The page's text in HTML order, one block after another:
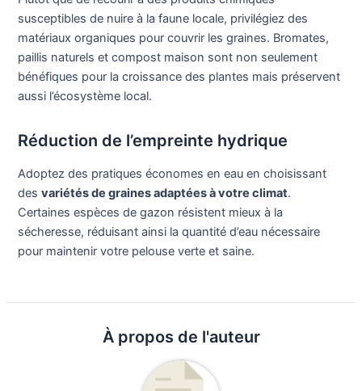
susceptibles de nuire à la faune locale, privilégiez des
matériaux organiques pour couvrir les graines. Bromates,
paillis naturels et compost maison sont non seulement
bénéfiques pour la croissance des plantes mais préservent
aussi l’écosystème local.
Réduction de l’empreinte hydrique
Adoptez des pratiques économes en eau en choisissant
desvariétés de graines adaptées à votre climat.
Certaines espèces de gazon résistent mieux à la
sécheresse, réduisant ainsi la quantité d’eau nécessaire
pour maintenir votre pelouse verte et saine.
À propos de l'auteur